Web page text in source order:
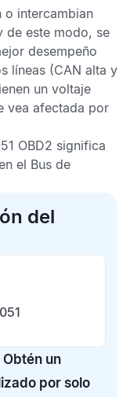
o intercambian
de este modo, se
desempeño
líneas (CAN alta y
un voltaje
vea afectada por
OBD2 significa
el Bus de
del
Obtén un
por solo